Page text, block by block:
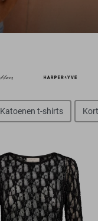
Katoenen t-shirts